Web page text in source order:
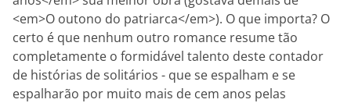
<em>O outono do patriarca</em>). O que importa? O
certo é que nenhum outro romance resume tão
completamente o formidável talento deste contador
de histórias de solitários - que se espalham e se
espalharão por muito mais de cem anos pelas